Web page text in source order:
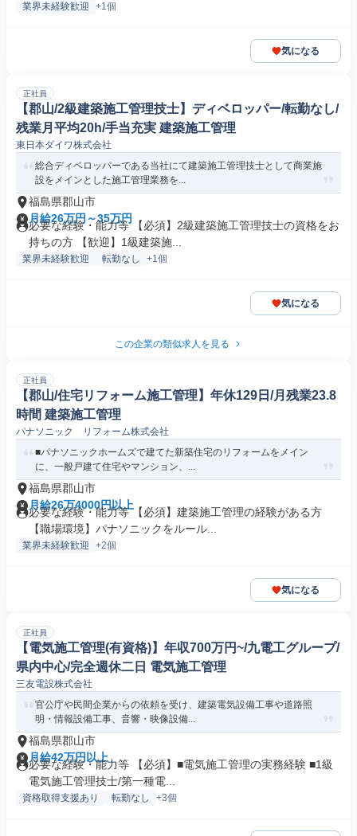
業界未経験歓迎 +1個
気になる
正社員
【郡山/2級建築施工管理技士】ディベロッパー/転勤なし/
残業月平均20h/手当充実 建築施工管理
東日本ダイワ株式会社
総合ディベロッパーである当社にて建築施工管理技士として商業施
設をメインとした施工管理業務を...
福島県郡山市
月給26万円～35万円
必要な経験・能力等 【必須】2級建築施工管理技士の資格をお
持ちの方 【歓迎】1級建築施...
業界未経験歓迎 転勤なし +1個
気になる
この企業の類似求人を見る
正社員
【郡山/住宅リフォーム施工管理】年休129日/月残業23.8
時間 建築施工管理
パナソニック リフォーム株式会社
■パナソニックホームズで建てた新築住宅のリフォームをメイン
に、一般戸建て住宅やマンション、...
福島県郡山市
月給26万4000円以上
必要な経験・能力等 【必須】建築施工管理の経験がある方
【職場環境】パナソニックをルール...
業界未経験歓迎 +2個
気になる
正社員
【電気施工管理(有資格)】年収700万円~/九電工グループ/
県内中心/完全週休二日 電気施工管理
三友電設株式会社
官公庁や民間企業からの依頼を受け、建築電気設備工事や道路照
明・情報設備工事、音響・映像設備...
福島県郡山市
月給42万円以上
必要な経験・能力等 【必須】■電気施工管理の実務経験 ■1級
電気施工管理技士/第一種電...
資格取得支援あり 転勤なし +3個